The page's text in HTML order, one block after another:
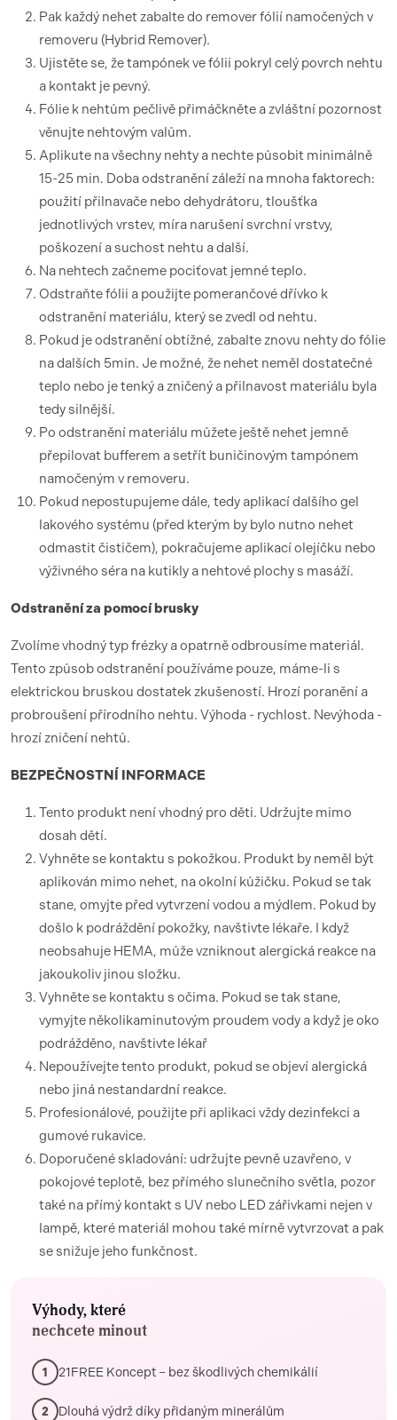
Pak každý nehet zabalte do remover fólií namočených v
removeru (Hybrid Remover).
Ujistěte se, že tampónek ve fólii pokryl celý povrch nehtu
a kontakt je pevný.
Fólie k nehtům pečlivě přimáčkněte a zvláštní pozornost
věnujte nehtovým valům.
Aplikute na všechny nehty a nechte působit minimálně
15-25 min. Doba odstranění záleží na mnoha faktorech:
použití přilnavače nebo dehydrátoru, tloušťka
jednotlivých vrstev, míra narušení svrchní vrstvy,
poškození a suchost nehtu a další.
Na nehtech začneme pociťovat jemné teplo.
Odstraňte fólii a použijte pomerančové dřívko k
odstranění materiálu, který se zvedl od nehtu.
Pokud je odstranění obtížné, zabalte znovu nehty do fólie
na dalších 5min. Je možné, že nehet neměl dostatečné
teplo nebo je tenký a zničený a přilnavost materiálu byla
tedy silnější.
Po odstranění materiálu můžete ještě nehet jemně
přepilovat bufferem a setřít buničinovým tampónem
namočeným v removeru.
Pokud nepostupujeme dále, tedy aplikací dalšího gel
lakového systému (před kterým by bylo nutno nehet
odmastit čističem), pokračujeme aplikací olejíčku nebo
výživného séra na kutikly a nehtové plochy s masáží.
Odstranění za pomocí brusky
Zvolíme vhodný typ frézky a opatrně odbrousíme materiál.
Tento způsob odstranění používáme pouze, máme-li s
elektrickou bruskou dostatek zkušeností. Hrozí poranění a
probroušení přírodního nehtu. Výhoda - rychlost. Nevýhoda -
hrozí zničení nehtů.
BEZPEČNOSTNÍ INFORMACE
Tento produkt není vhodný pro děti. Udržujte mimo
dosah dětí.
Vyhněte se kontaktu s pokožkou. Produkt by neměl být
aplikován mimo nehet, na okolní kůžičku. Pokud se tak
stane, omyjte před vytvrzení vodou a mýdlem. Pokud by
došlo k podráždění pokožky, navštivte lékaře. I když
neobsahuje HEMA, může vzniknout alergická reakce na
jakoukoliv jinou složku.
Vyhněte se kontaktu s očima. Pokud se tak stane,
vymyjte několikaminutovým proudem vody a když je oko
podrážděno, navštivte lékař
Nepoužívejte tento produkt, pokud se objeví alergická
nebo jiná nestandardní reakce.
Profesionálové, použijte při aplikaci vždy dezinfekci a
gumové rukavice.
Doporučené skladování: udržujte pevně uzavřeno, v
pokojové teplotě, bez přímého slunečního světla, pozor
také na přímý kontakt s UV nebo LED zářivkami nejen v
lampě, které materiál mohou také mírně vytvrzovat a pak
se snižuje jeho funkčnost.
Výhody, které
nechcete minout
1 21FREE Koncept – bez škodlivých chemikálií
2 Dlouhá výdrž díky přidaným minerálům